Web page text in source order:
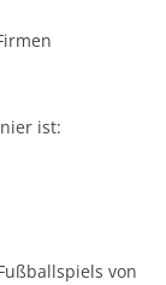
ist:
von